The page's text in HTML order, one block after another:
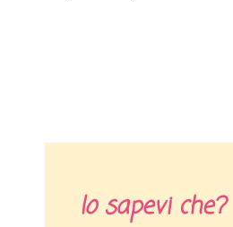
lo sapevi che?